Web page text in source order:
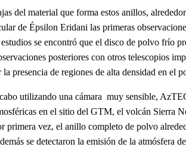
del material que forma estos anillos,
de Épsilon Eridani las primeras
se encontró que el disco de polvo frío
posteriores con otros telescopios
presencia de regiones de alta densidad en el
utilizando una cámara muy sensible,
en el sitio del GTM, el volcán Sierra
primera vez, el anillo completo de polvo
se detectaron la emisión de la atmósfera